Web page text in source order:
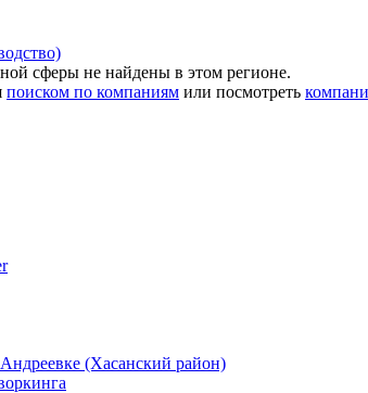
сферы не найдены в этом регионе.
поиском по компаниям или посмотреть
(Хасанский район)